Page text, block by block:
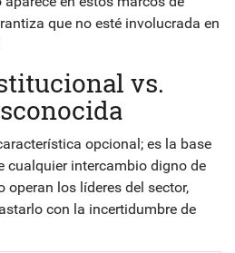
que no esté involucrada en
vs.
opcional; es la base
cualquier intercambio digno de
los líderes del sector,
con la incertidumbre de